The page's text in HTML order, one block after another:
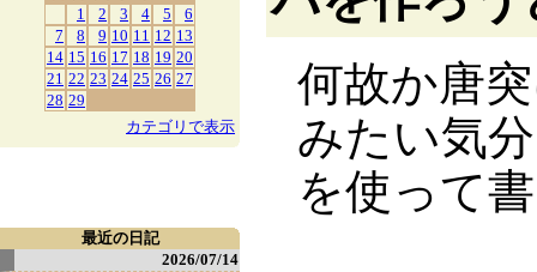
何故か唐
みたい気
を使って
最近の日記
2026/07/14
1
2 3 4 5
6
7
8 9 10 11 12 13
14 15 16 17 18 19 20
21 22 23 24 25 26 27
28 29
カテゴリで表示